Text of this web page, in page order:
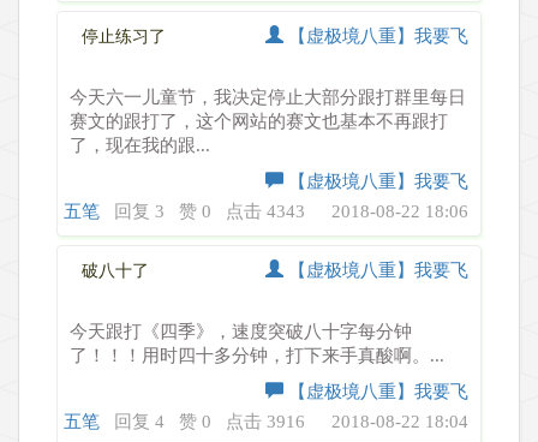
停止练习了 【虚极境八重】我要飞
今天六一儿童节，我决定停止大部分跟打群里每日
赛文的跟打了，这个网站的赛文也基本不再跟打
了，现在我的跟...
【虚极境八重】我要飞
2018-08-22 18:06
五笔 回复 3 赞 0 点击 4343
破八十了 【虚极境八重】我要飞
今天跟打《四季》，速度突破八十字每分钟
了！！！用时四十多分钟，打下来手真酸啊。...
【虚极境八重】我要飞
2018-08-22 18:04
五笔 回复 4 赞 0 点击 3916